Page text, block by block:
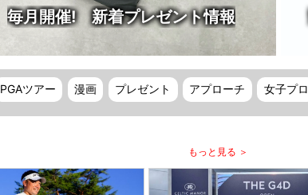
毎月開催! 新着プレゼント情報
PGAツアー 漫画 プレゼント アプローチ 女子プロ
もっと見る ＞